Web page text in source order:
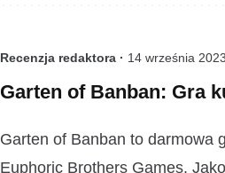
Recenzja redaktora · 14 września 2023
Garten of Banban: Gra
Garten of Banban to darmowa
Euphoric Brothers Games.